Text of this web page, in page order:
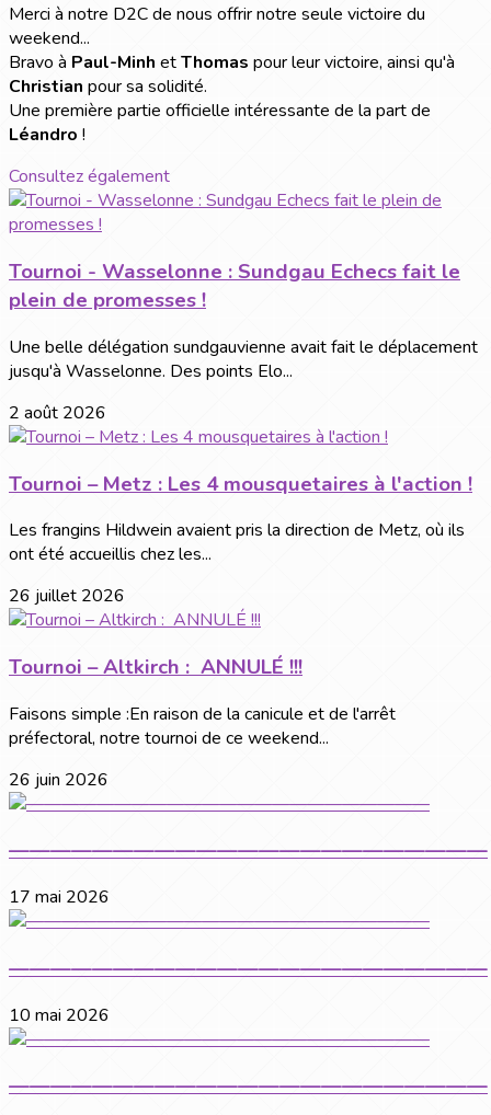
Merci à notre D2C de nous offrir notre seule victoire du
weekend...
Bravo à Paul-Minh etThomas pour leur victoire, ainsi qu'à
Christian pour sa solidité.
Une première partie officielle intéressante de la part de
Léandro !
Consultez également
Tournoi - Wasselonne : Sundgau Echecs fait le
plein de promesses !
Une belle délégation sundgauvienne avait fait le déplacement
jusqu'à Wasselonne. Des points Elo...
2 août 2026
Tournoi – Metz : Les 4 mousquetaires à l'action !
Les frangins Hildwein avaient pris la direction de Metz, où ils
ont été accueillis chez les...
26 juillet 2026
Tournoi – Altkirch : ANNULÉ !!!
Faisons simple :En raison de la canicule et de l'arrêt
préfectoral, notre tournoi de ce weekend...
26 juin 2026
———————————————————————
17 mai 2026
———————————————————————
10 mai 2026
———————————————————————